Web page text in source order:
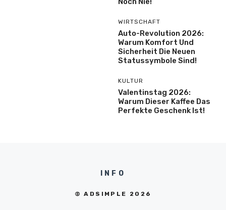
WIRTSCHAFT
Auto-Revolution 2026:
Warum Komfort Und
Sicherheit Die Neuen
Statussymbole Sind!
KULTUR
Valentinstag 2026:
Warum Dieser Kaffee Das
Perfekte Geschenk Ist!
INFO
© ADSIMPLE 2026